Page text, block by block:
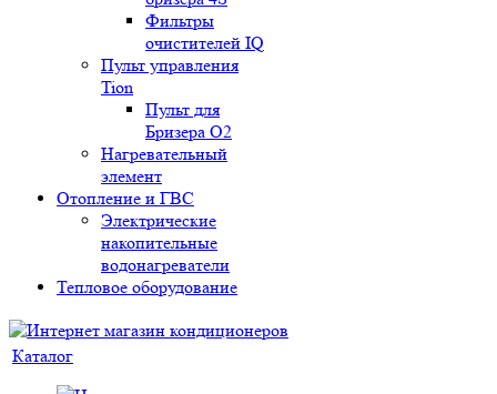
Фильтры
очистителей IQ
Пульт управления
Tion
Пульт для
Бризера O2
Нагревательный
элемент
Отопление и ГВС
Электрические
накопительные
водонагреватели
Тепловое оборудование
Каталог